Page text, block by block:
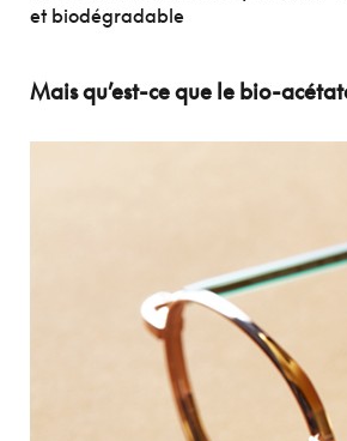
et biodégradable
Mais qu’est-ce que le bio-